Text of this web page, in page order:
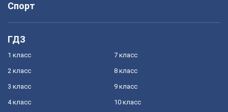
Спорт
ГДЗ
1 класс
2 класс
3 класс
4 класс
7 класс
8 класс
9 класс
10 класс